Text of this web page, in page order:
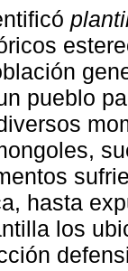
pueblo
hasta
los